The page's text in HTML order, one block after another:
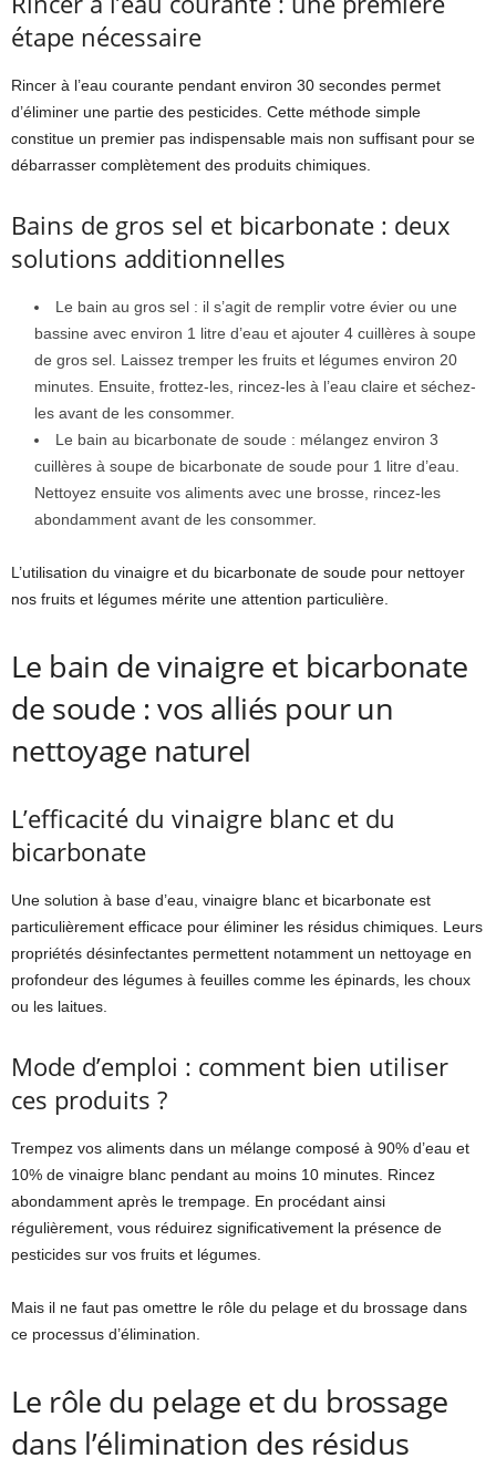
étape nécessaire
Rincer à l’eau courante pendant environ 30 secondes permet
d’éliminer une partie des pesticides. Cette méthode simple
constitue un premier pas indispensable mais non suffisant pour se
débarrasser complètement des produits chimiques.
Bains de gros sel et bicarbonate : deux
solutions additionnelles
Le bain au gros sel : il s’agit de remplir votre évier ou une
bassine avec environ 1 litre d’eau et ajouter 4 cuillères à soupe
de gros sel. Laissez tremper les fruits et légumes environ 20
minutes. Ensuite, frottez-les, rincez-les à l’eau claire et séchez-
les avant de les consommer.
Le bain au bicarbonate de soude : mélangez environ 3
cuillères à soupe de bicarbonate de soude pour 1 litre d’eau.
Nettoyez ensuite vos aliments avec une brosse, rincez-les
abondamment avant de les consommer.
L’utilisation du vinaigre et du bicarbonate de soude pour nettoyer
nos fruits et légumes mérite une attention particulière.
Le bain de vinaigre et bicarbonate
de soude : vos alliés pour un
nettoyage naturel
L’efficacité du vinaigre blanc et du
bicarbonate
Une solution à base d’eau, vinaigre blanc et bicarbonate est
particulièrement efficace pour éliminer les résidus chimiques. Leurs
propriétés désinfectantes permettent notamment un nettoyage en
profondeur des légumes à feuilles comme les épinards, les choux
ou les laitues.
Mode d’emploi : comment bien utiliser
ces produits ?
Trempez vos aliments dans un mélange composé à 90% d’eau et
10% de vinaigre blanc pendant au moins 10 minutes. Rincez
abondamment après le trempage. En procédant ainsi
régulièrement, vous réduirez significativement la présence de
pesticides sur vos fruits et légumes.
Mais il ne faut pas omettre le rôle du pelage et du brossage dans
ce processus d’élimination.
Le rôle du pelage et du brossage
dans l’élimination des résidus